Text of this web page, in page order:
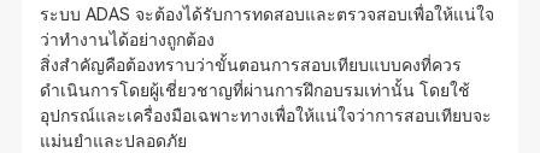
ระบบ ADAS จะต้องได้รับการทดสอบและตรวจสอบเพื่อให้แน่ใจ
ว่าทำงานได้อย่างถูกต้อง
สิ่งสำคัญคือต้องทราบว่าขั้นตอนการสอบเทียบแบบคงที่ควร
ดำเนินการโดยผู้เชี่ยวชาญที่ผ่านการฝึกอบรมเท่านั้น โดยใช้
อุปกรณ์และเครื่องมือเฉพาะทางเพื่อให้แน่ใจว่าการสอบเทียบจะ
แม่นยำและปลอดภัย